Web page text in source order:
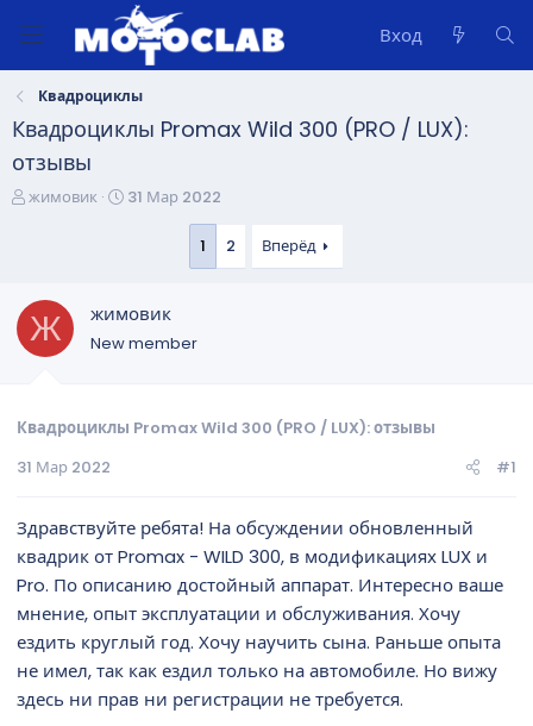
Вход
Квадроциклы
Квадроциклы Promax Wild 300 (PRO / LUX):
отзывы
А
т
е
м
жимовик
Д
а
ч
31 Мар 2022
1 2 Вперёд
Ж жимовик
New member
Квадроциклы Promax Wild 300 (PRO / LUX): отзывы
31 Мар 2022
#1
Здравствуйте ребята! На обсуждении обновленный
квадрик от Promax - WILD 300, в модификациях LUX и
Pro. По описанию достойный аппарат. Интересно ваше
мнение, опыт эксплуатации и обслуживания. Хочу
ездить круглый год. Хочу научить сына. Раньше опыта
не имел, так как ездил только на автомобиле. Но вижу
здесь ни прав ни регистрации не требуется.